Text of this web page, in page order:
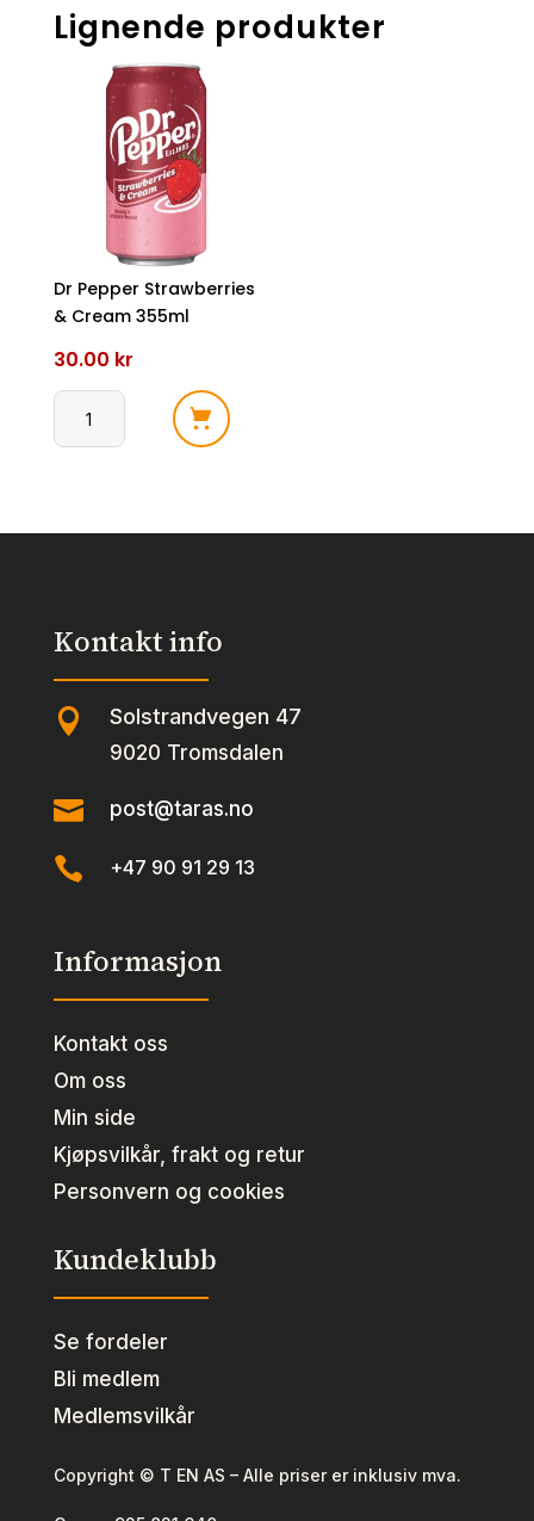
Lignende produkter
Dr Pepper Strawberries
& Cream 355ml
30.00 kr
Kontakt info
 Solstrandvegen 47
9020 Tromsdalen
 post@taras.no
 +47 90 91 29 13
Informasjon
Kontakt oss
Om oss
Min side
Kjøpsvilkår, frakt og retur
Personvern og cookies
Kundeklubb
Se fordeler
Bli medlem
Medlemsvilkår
Copyright © T EN AS – Alle priser er inklusiv mva.